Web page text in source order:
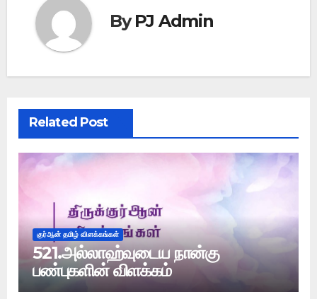
ByPJ Admin
Related Post
குர்ஆன் தமிழ் விளக்கங்கள்
521.அல்லாஹ்வுடைய நான்கு
பண்புகளின் விளக்கம்